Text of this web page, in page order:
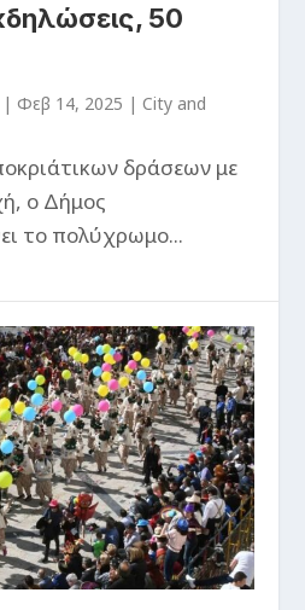
50
| Φεβ 14, 2025 |City and
δράσεων με
ο Δήμος
το πολύχρωμο...